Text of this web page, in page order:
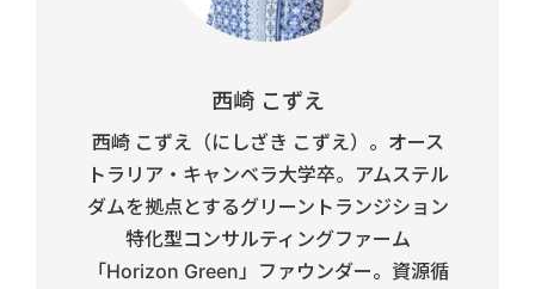
西崎 こずえ
西崎 こずえ（にしざき こずえ）。オース
トラリア・キャンベラ大学卒。アムステル
ダムを拠点とするグリーントランジション
特化型コンサルティングファーム
「Horizon Green」ファウンダー。資源循